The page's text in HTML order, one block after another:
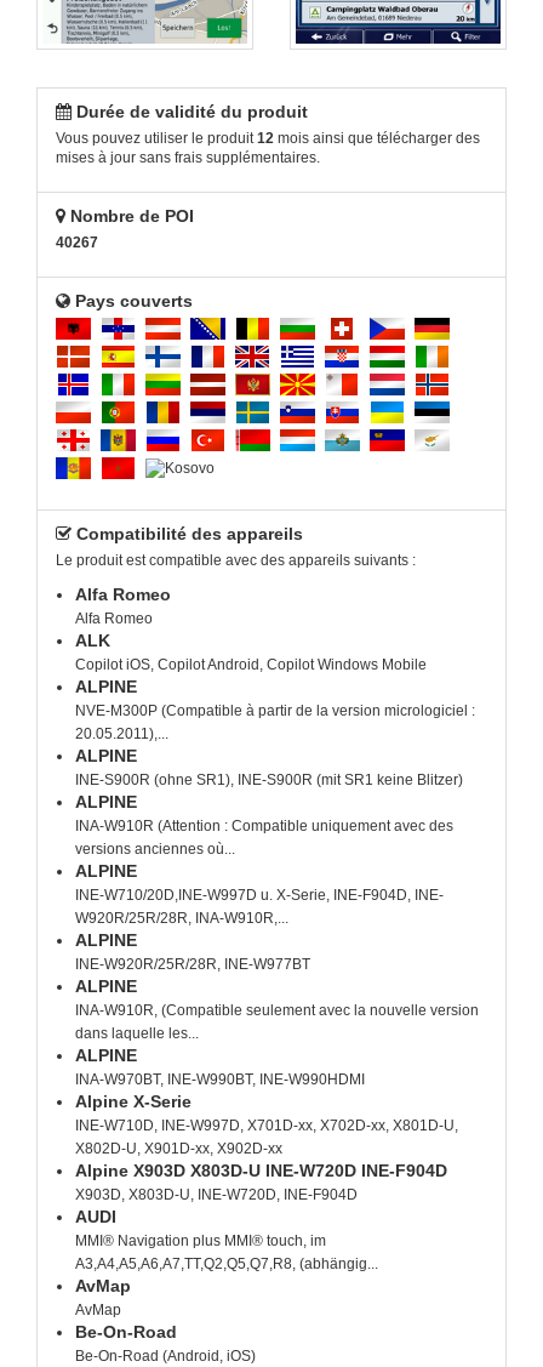
Durée de validité du produit
Vous pouvez utiliser le produit 12 mois ainsi que télécharger des
mises à jour sans frais supplémentaires.
Nombre de POI
40267
Pays couverts
Compatibilité des appareils
Le produit est compatible avec des appareils suivants :
Alfa Romeo
Alfa Romeo
ALK
Copilot iOS, Copilot Android, Copilot Windows Mobile
ALPINE
NVE-M300P (Compatible à partir de la version micrologiciel :
20.05.2011),...
ALPINE
INE-S900R (ohne SR1), INE-S900R (mit SR1 keine Blitzer)
ALPINE
INA-W910R (Attention : Compatible uniquement avec des
versions anciennes où...
ALPINE
INE-W710/20D,INE-W997D u. X-Serie, INE-F904D, INE-
W920R/25R/28R, INA-W910R,...
ALPINE
INE-W920R/25R/28R, INE-W977BT
ALPINE
INA-W910R, (Compatible seulement avec la nouvelle version
dans laquelle les...
ALPINE
INA-W970BT, INE-W990BT, INE-W990HDMI
Alpine X-Serie
INE-W710D, INE-W997D, X701D-xx, X702D-xx, X801D-U,
X802D-U, X901D-xx, X902D-xx
Alpine X903D X803D-U INE-W720D INE-F904D
X903D, X803D-U, INE-W720D, INE-F904D
AUDI
MMI® Navigation plus MMI® touch, im
A3,A4,A5,A6,A7,TT,Q2,Q5,Q7,R8, (abhängig...
AvMap
AvMap
Be-On-Road
Be-On-Road (Android, iOS)